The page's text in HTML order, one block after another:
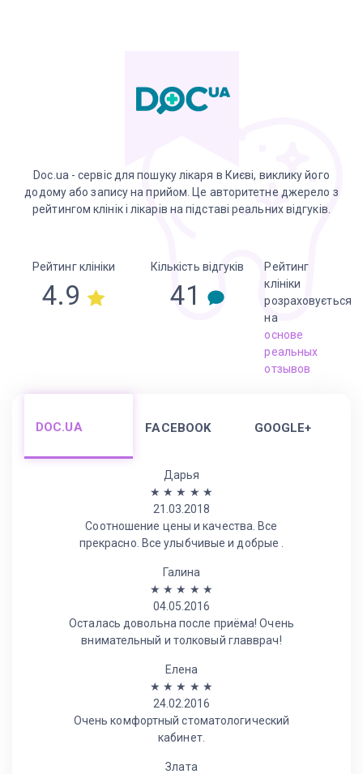
Doc.ua - сервіс для пошуку лікаря в Києві, виклику його
додому або запису на прийом. Це авторитетне джерело з
рейтингом клінік і лікарів на підставі реальних відгуків.
Рейтинг клініки
4.9
Кількість відгуків
41
Рейтинг
клініки
розраховується
на
основе
реальных
отзывов
DOC.UA FACEBOOK GOOGLE+
Дарья
★ ★ ★ ★ ★
21.03.2018
Соотношение цены и качества. Все
прекрасно. Все улыбчивые и добрые .
Галина
★ ★ ★ ★ ★
04.05.2016
Осталась довольна после приёма! Очень
внимательный и толковый главврач!
Елена
★ ★ ★ ★ ★
24.02.2016
Очень комфортный стоматологический
кабинет.
Злата